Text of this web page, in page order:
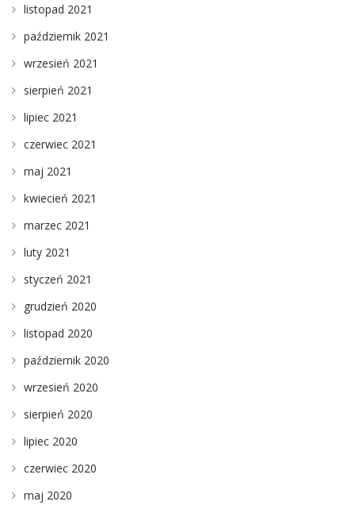
listopad 2021
październik 2021
wrzesień 2021
sierpień 2021
lipiec 2021
czerwiec 2021
maj 2021
kwiecień 2021
marzec 2021
luty 2021
styczeń 2021
grudzień 2020
listopad 2020
październik 2020
wrzesień 2020
sierpień 2020
lipiec 2020
czerwiec 2020
maj 2020